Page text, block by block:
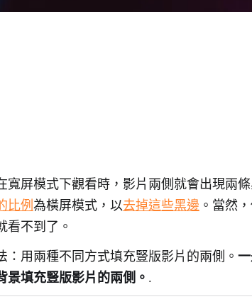
屏模式下觀看時，影片兩側就會出現兩
比例為橫屏模式，以去掉這些黑邊 。當然
看不到了。
用兩種不同方式填充豎版影片的兩側。
填充豎版影片的兩側。 .